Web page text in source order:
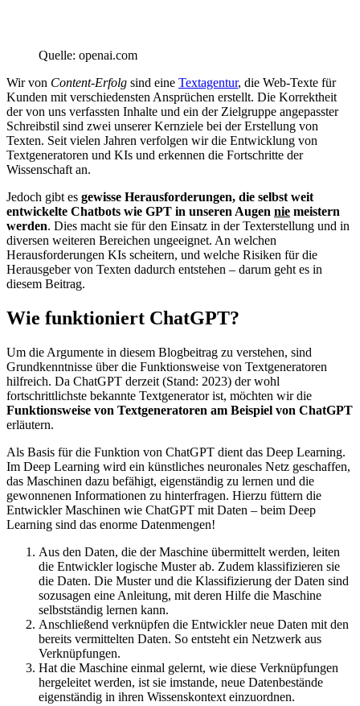
Quelle: openai.com
Wir von Content-Erfolg sind eine Textagentur, die Web-Texte für
Kunden mit verschiedensten Ansprüchen erstellt. Die Korrektheit
der von uns verfassten Inhalte und ein der Zielgruppe angepasster
Schreibstil sind zwei unserer Kernziele bei der Erstellung von
Texten. Seit vielen Jahren verfolgen wir die Entwicklung von
Textgeneratoren und KIs und erkennen die Fortschritte der
Wissenschaft an.
Jedoch gibt es gewisse Herausforderungen, die selbst weit
entwickelte Chatbots wie GPT in unseren Augen nie meistern
werden. Dies macht sie für den Einsatz in der Texterstellung und in
diversen weiteren Bereichen ungeeignet. An welchen
Herausforderungen KIs scheitern, und welche Risiken für die
Herausgeber von Texten dadurch entstehen – darum geht es in
diesem Beitrag.
Wie funktioniert ChatGPT?
Um die Argumente in diesem Blogbeitrag zu verstehen, sind
Grundkenntnisse über die Funktionsweise von Textgeneratoren
hilfreich. Da ChatGPT derzeit (Stand: 2023) der wohl
fortschrittlichste bekannte Textgenerator ist, möchten wir die
Funktionsweise von Textgeneratoren am Beispiel von ChatGPT
erläutern.
Als Basis für die Funktion von ChatGPT dient das Deep Learning.
Im Deep Learning wird ein künstliches neuronales Netz geschaffen,
das Maschinen dazu befähigt, eigenständig zu lernen und die
gewonnenen Informationen zu hinterfragen. Hierzu füttern die
Entwickler Maschinen wie ChatGPT mit Daten – beim Deep
Learning sind das enorme Datenmengen!
Aus den Daten, die der Maschine übermittelt werden, leiten
die Entwickler logische Muster ab. Zudem klassifizieren sie
die Daten. Die Muster und die Klassifizierung der Daten sind
sozusagen eine Anleitung, mit deren Hilfe die Maschine
selbstständig lernen kann.
Anschließend verknüpfen die Entwickler neue Daten mit den
bereits vermittelten Daten. So entsteht ein Netzwerk aus
Verknüpfungen.
Hat die Maschine einmal gelernt, wie diese Verknüpfungen
hergeleitet werden, ist sie imstande, neue Datenbestände
eigenständig in ihren Wissenskontext einzuordnen.